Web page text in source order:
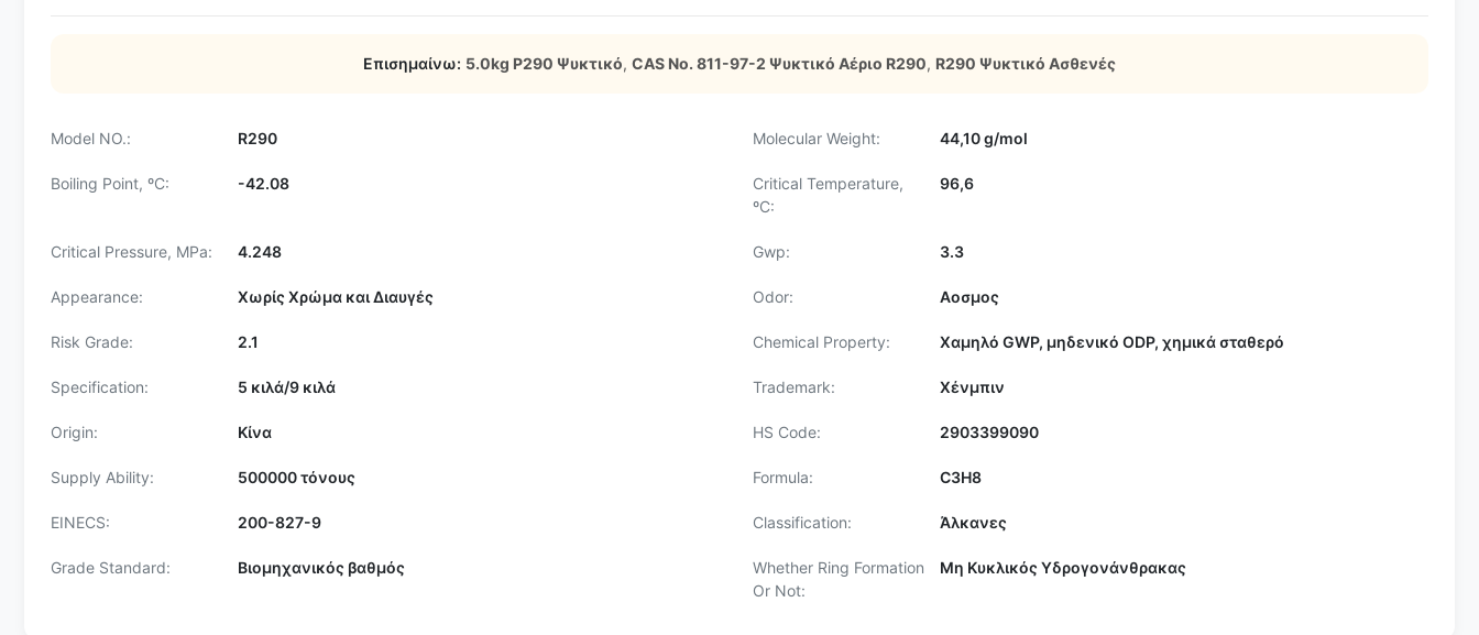
Επισημαίνω: 5.0kg Ρ290 Ψυκτικό, CAS No. 811-97-2 Ψυκτικό Αέριο R290, R290 Ψυκτικό Ασθενές
Model NO.: R290 Molecular Weight: 44,10 g/mol
Boiling Point, ºC: -42.08
Critical Temperature,
ºC:
96,6
Critical Pressure, MPa: 4.248 Gwp: 3.3
Appearance: Χωρίς Χρώμα και Διαυγές Odor: Αοσμος
Risk Grade: 2.1 Chemical Property: Χαμηλό GWP, μηδενικό ODP, χημικά σταθερό
Specification: 5 κιλά/9 κιλά Trademark: Χένμπιν
Origin: Κίνα HS Code: 2903399090
Supply Ability: 500000 τόνους Formula: C3H8
EINECS: 200-827-9 Classification: Άλκανες
Grade Standard: Βιομηχανικός βαθμός
Whether Ring Formation
Or Not:
Μη Κυκλικός Υδρογονάνθρακας